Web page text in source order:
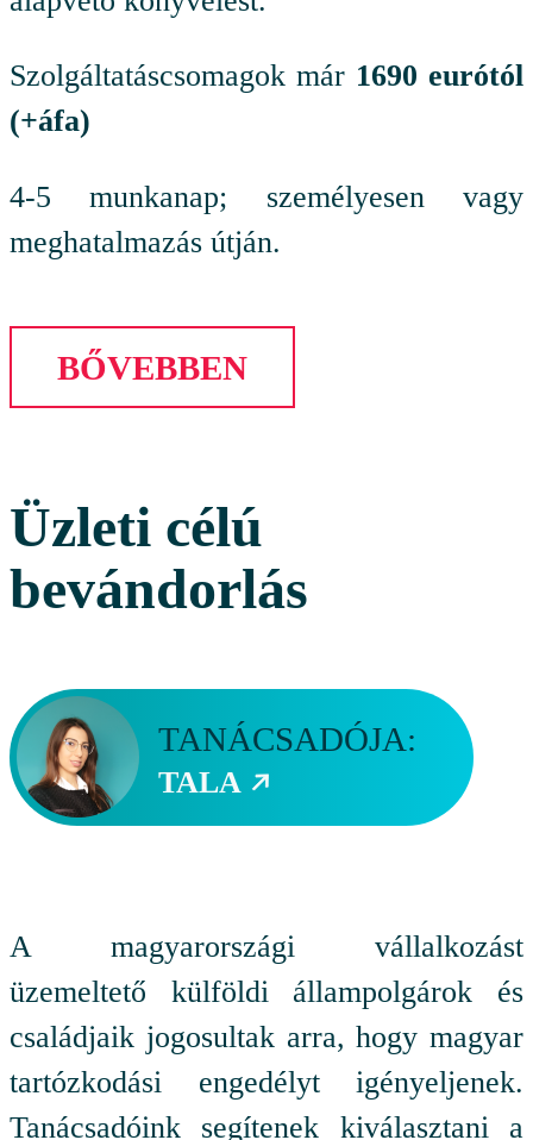
Szolgáltatáscsomagok már 1690 eurótól
(+áfa)
4-5 munkanap; személyesen vagy
meghatalmazás útján.
BŐVEBBEN
Üzleti célú
bevándorlás
TANÁCSADÓJA:
TALA
A magyarországi vállalkozást
üzemeltető külföldi állampolgárok és
családjaik jogosultak arra, hogy magyar
tartózkodási engedélyt igényeljenek.
Tanácsadóink segítenek kiválasztani a